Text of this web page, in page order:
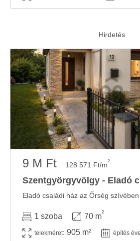
9 M Ft 128 571 Ft/m2
Szentgyörgyvölgy - Eladó
1 szoba 70 m
2
telekméret: 905 m² építés